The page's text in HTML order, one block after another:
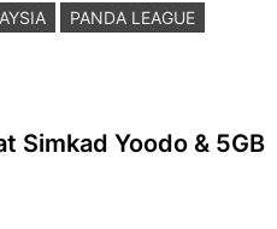
PANDA LEAGUE
Simkad Yoodo & 5GB